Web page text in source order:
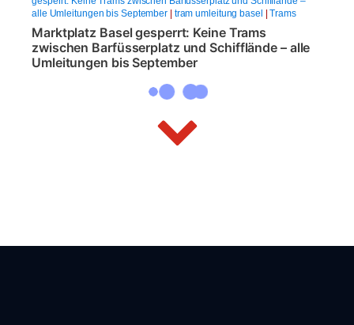
alle Umleitungen bis September
tram umleitung basel |Trams
Marktplatz Basel gesperrt: Keine Trams
zwischen Barfüsserplatz und Schifflände – alle
Umleitungen bis September